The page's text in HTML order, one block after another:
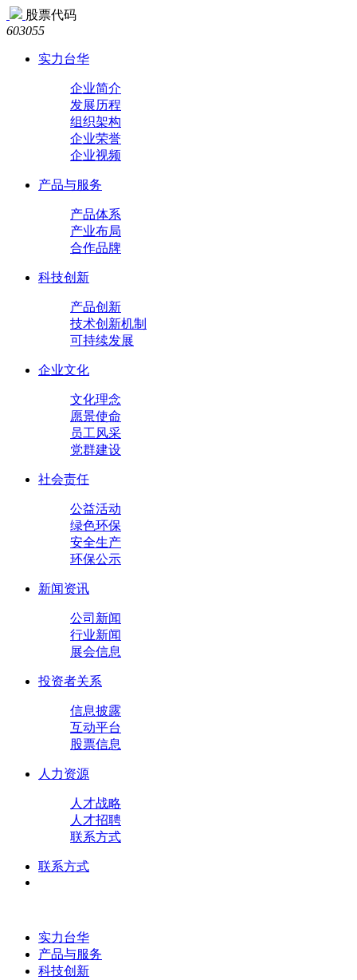
股票代码
603055
实力台华
企业简介
发展历程
组织架构
企业荣誉
企业视频
产品与服务
产品体系
产业布局
合作品牌
科技创新
产品创新
技术创新机制
可持续发展
企业文化
文化理念
愿景使命
员工风采
党群建设
社会责任
公益活动
绿色环保
安全生产
环保公示
新闻资讯
公司新闻
行业新闻
展会信息
投资者关系
信息披露
互动平台
股票信息
人力资源
人才战略
人才招聘
联系方式
联系方式
实力台华
产品与服务
科技创新